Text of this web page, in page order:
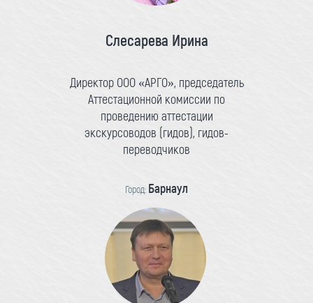
Слесарева Ирина
Директор ООО «АРГО», председатель
Аттестационной комиссии по
проведению аттестации
экскурсоводов (гидов), гидов-
переводчиков
Город: Барнаул